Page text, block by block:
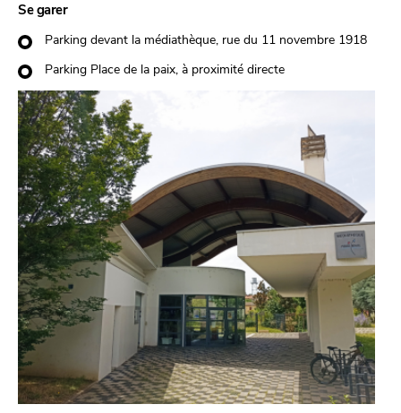
Se garer
Parking devant la médiathèque, rue du 11 novembre 1918
Parking Place de la paix, à proximité directe